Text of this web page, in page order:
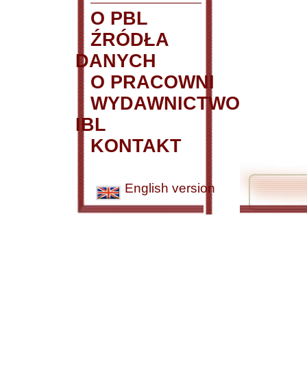
O PBL
ŹRÓDŁA
DANYCH
O PRACOWNI
WYDAWNICTWO
IBL
KONTAKT
English version